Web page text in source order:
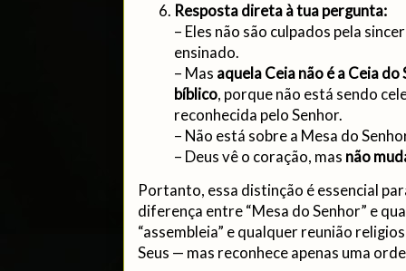
Resposta direta à tua pergunta:
– Eles não são culpados pela
ensinado.
– Mas aquela Ceia não é a Ceia
bíblico, porque não está sendo
reconhecida pelo Senhor.
– Não está sobre a Mesa do
– Deus vê o coração, mas não
Portanto, essa distinção é essencial
diferença entre “Mesa do Senhor” e
“assembleia” e qualquer reunião
Seus — mas reconhece apenas uma